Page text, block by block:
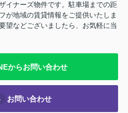
イナーズ物件です。駐車場までの距
が地域の賃貸情報をご提供いたしま
望などございましたら、お気軽に当
からお問い合わせ
お問い合わせ